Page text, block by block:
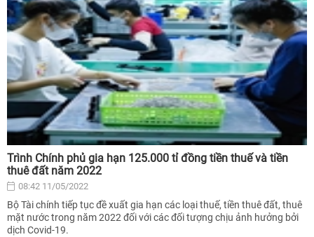
Trình Chính phủ gia hạn 125.000 tỉ đồng tiền thuế và tiền
thuê đất năm 2022
08:42 11/05/2022
Bộ Tài chính tiếp tục đề xuất gia hạn các loại thuế, tiền thuê đất, thuê
mặt nước trong năm 2022 đối với các đối tượng chịu ảnh hưởng bởi
dịch Covid-19.